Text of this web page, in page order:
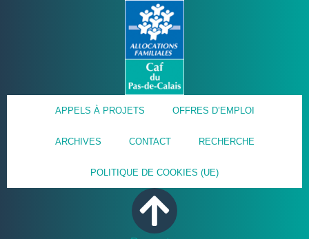
APPELS À PROJETS OFFRES D’EMPLOI
ARCHIVES CONTACT RECHERCHE
POLITIQUE DE COOKIES (UE)